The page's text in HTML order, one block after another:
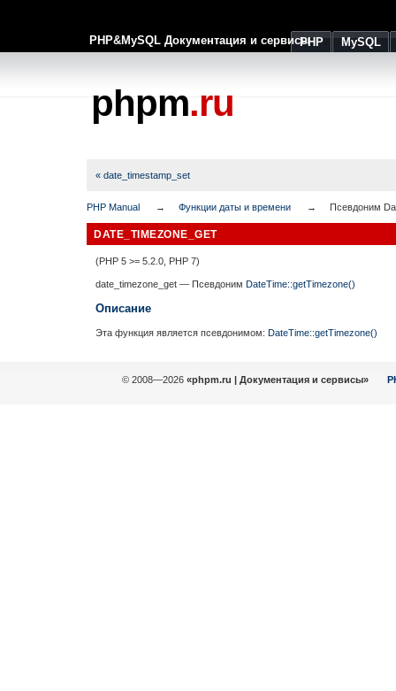
PHP&MySQL Документация и сервисыPHP MySQL
phpm.ru
« date_timestamp_set
PHP Manual Функции даты и времени Псевдоним
DATE_TIMEZONE_GET
(PHP 5 >= 5.2.0, PHP 7)
date_timezone_get — Псевдоним DateTime::getTimezone()
Описание
Эта функция является псевдонимом: DateTime::getTimezone()
© 2008—2026 «phpm.ru | Документация и сервисы»